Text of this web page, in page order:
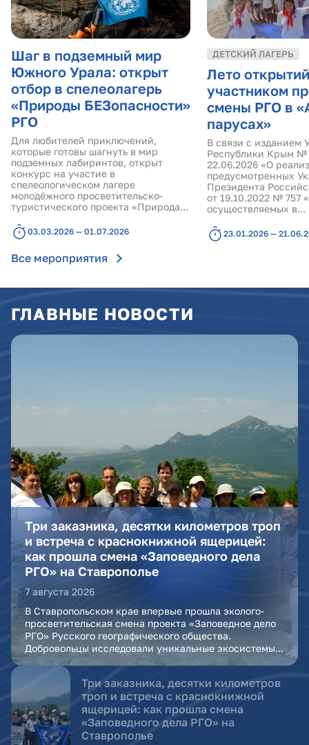
Шаг в подземный мир
Южного Урала: открыт
отбор в спелеолагерь
«Природы БЕЗопасности»
РГО
Для любителей приключений,
которые готовы шагнуть в мир
подземных лабиринтов, открыт
конкурс на участие в
спелеологическом лагере
молодёжного просветительско-
туристического проекта «Природа...
03.03.2026 — 01.07.2026
ДЕТСКИЙ ЛАГЕРЬ
Лето
участником
смены РГО в
парусах»
В связи с изданием
Республики Крым №
22.06.2026 «О
предусмотренных
Президента
от 19.10.2022 № 757
осуществляемых в...
23.01.2026 —
Все мероприятия
ГЛАВНЫЕ НОВОСТИ
Три заказника, десятки километров троп
и встреча с краснокнижной ящерицей:
как прошла смена «Заповедного дела
РГО» на Ставрополье
В Ставропольском крае впервые прошла эколого-
просветительская смена проекта «Заповедное дело
РГО» Русского географического общества.
Добровольцы исследовали уникальные экосистемы...
7 августа 2026
Три заказника, десятки километров
троп и встреча с краснокнижной
ящерицей: как прошла смена
«Заповедного дела РГО» на
Ставрополье